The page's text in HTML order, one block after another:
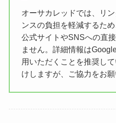
オーサカレッドでは、リ
ンスの負担を軽減するた
公式サイトやSNSへの直
ません。詳細情報は
用いただくことを推奨し
けしますが、ご協力をお願